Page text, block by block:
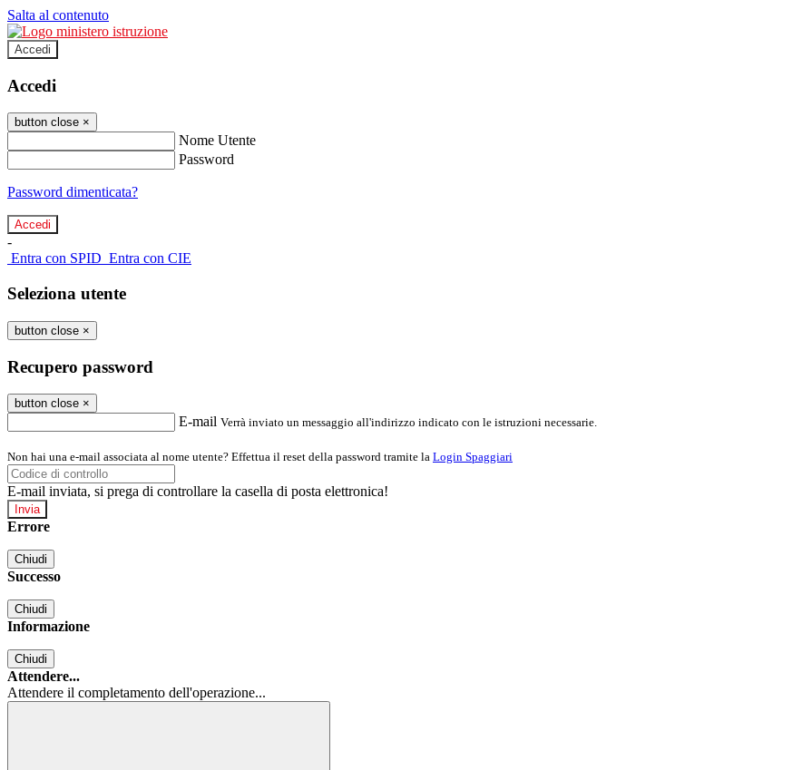
Salta al contenuto
Accedi
Accedi
button close ×
Nome Utente
Password
Password dimenticata?
-
Entra con SPID Entra con CIE
Seleziona utente
button close ×
Recupero password
button close ×
E-mail Verrà inviato un messaggio all'indirizzo indicato con le istruzioni necessarie.
Non hai una e-mail associata al nome utente? Effettua il reset della password tramite la Login Spaggiari
E-mail inviata, si prega di controllare la casella di posta elettronica!
Errore
Chiudi
Successo
Chiudi
Informazione
Chiudi
Attendere...
Attendere il completamento dell'operazione...